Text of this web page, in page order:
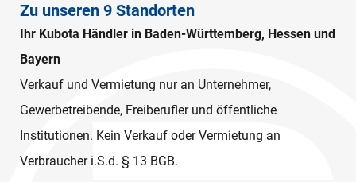
Zu unseren 9 Standorten
Ihr Kubota Händler in Baden-Württemberg, Hessen und
Bayern
Verkauf und Vermietung nur an Unternehmer,
Gewerbetreibende, Freiberufler und öffentliche
Institutionen. Kein Verkauf oder Vermietung an
Verbraucher i.S.d. § 13 BGB.